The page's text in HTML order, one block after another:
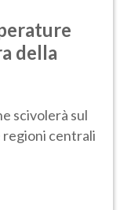
della
scivolerà sul
regioni centrali